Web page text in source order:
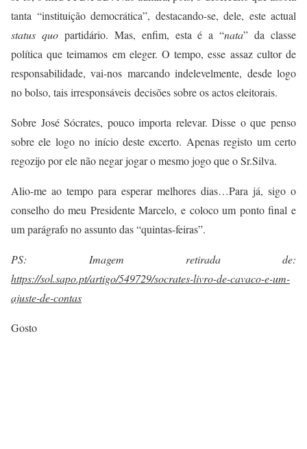
tanta “instituição democrática”, destacando-se, dele, este actual
status quopartidário. Mas, enfim, esta é a “nata” da classe
política que teimamos em eleger. O tempo, esse assaz cultor de
responsabilidade, vai-nos marcando indelevelmente, desde logo
no bolso, tais irresponsáveis decisões sobre os actos eleitorais.
Sobre José Sócrates, pouco importa relevar. Disse o que penso
sobre ele logo no início deste excerto. Apenas registo um certo
regozijo por ele não negar jogar o mesmo jogo que o Sr.Silva.
Alio-me ao tempo para esperar melhores dias…Para já, sigo o
conselho do meu Presidente Marcelo, e coloco um ponto final e
um parágrafo no assunto das “quintas-feiras”.
PS: Imagem retirada de:
https://sol.sapo.pt/artigo/549729/socrates-livro-de-cavaco-e-um-
ajuste-de-contas
Gosto